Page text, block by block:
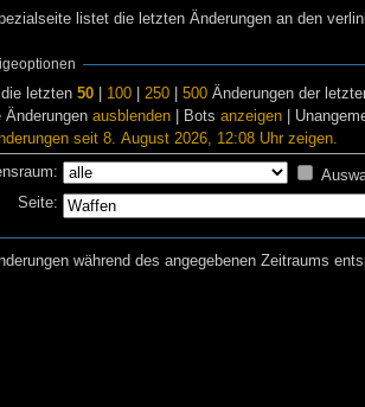
listet die letzten Änderungen an den
die letzten50 100 |250 |500 Änderungen der
Änderungenausblenden | Botsanzeigen |
seit 8. August 2026, 12:08 Uhr zeigen.
Seite:
während des angegebenen Zeitraums